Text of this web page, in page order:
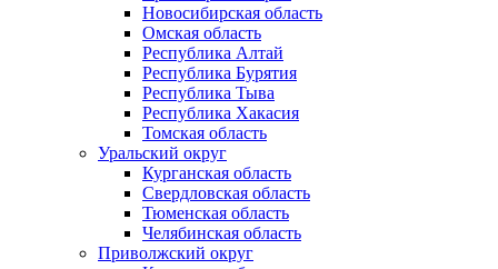
Новосибирская область
Омская область
Республика Алтай
Республика Бурятия
Республика Тыва
Республика Хакасия
Томская область
Уральский округ
Курганская область
Свердловская область
Тюменская область
Челябинская область
Приволжский округ